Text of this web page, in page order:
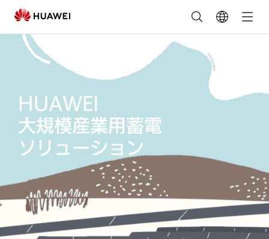
HUAWEI
大規模産業用蓄電
ソリューション